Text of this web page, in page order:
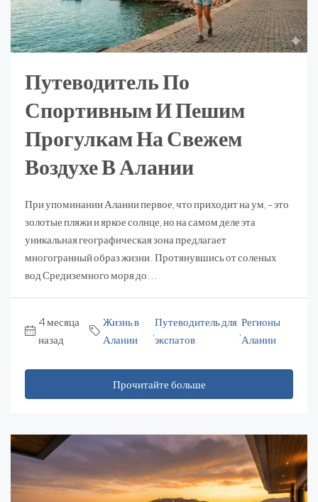
Путеводитель По
Спортивным И Пешим
Прогулкам На Свежем
Воздухе В Алании
При упоминании Алании первое, что приходит на ум, - это
золотые пляжи и яркое солнце, но на самом деле эта
уникальная географическая зона предлагает
многогранный образ жизни. Протянувшись от соленых
вод Средиземного моря до...
4 месяца
назад
Жизнь в
Алании
Путеводитель для
экспатов
,
Регионы
Алании
Прочитайте больше